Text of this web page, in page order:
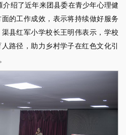
介绍了近年来团县委在青少年心理健
的工作成效，表示将持续做好服务
县红军小学校长王明伟表示，学校
路径，助力乡村学子在红色文化引